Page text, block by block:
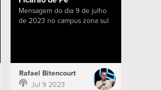
Mensagem do dia 9 de julho
de 2023 no campus zona sul
Rafael Bitencourt
Jul 9 2023